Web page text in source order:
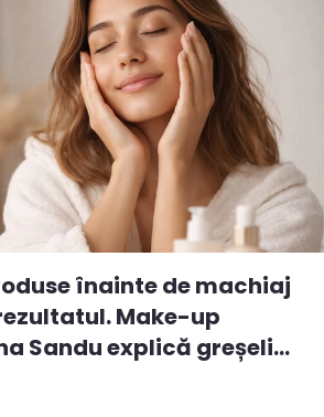
înainte de machiaj
Make-up
Sandu explică greșeli...